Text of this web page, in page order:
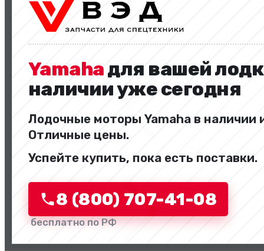
Yamahaдля вашей
наличии уже сегодня
Лодочные моторы Yamaha в наличии
Отличные цены.
Успейте купить, пока есть поставки.
8 (800) 707-41-08
бесплатно по РФ
Двигатели и комплектующие
Перейти в категорию